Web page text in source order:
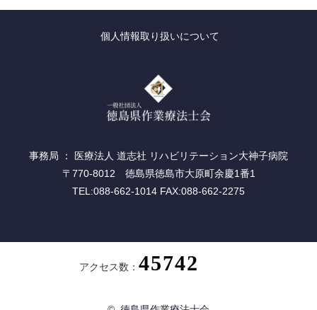
個人情報取り扱いについて
事務局 ： 医療法人 道志社 リハビリテーション大神子病院
〒770-8012 徳島県徳島市大原町余慶1番1
TEL:088-662-1014 FAX:088-662-2275
アクセス数：